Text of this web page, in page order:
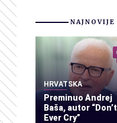
NAJNOVIJE
HRVATSKA
Preminuo Andrej
Baša, autor “Don’t
Ever Cry”